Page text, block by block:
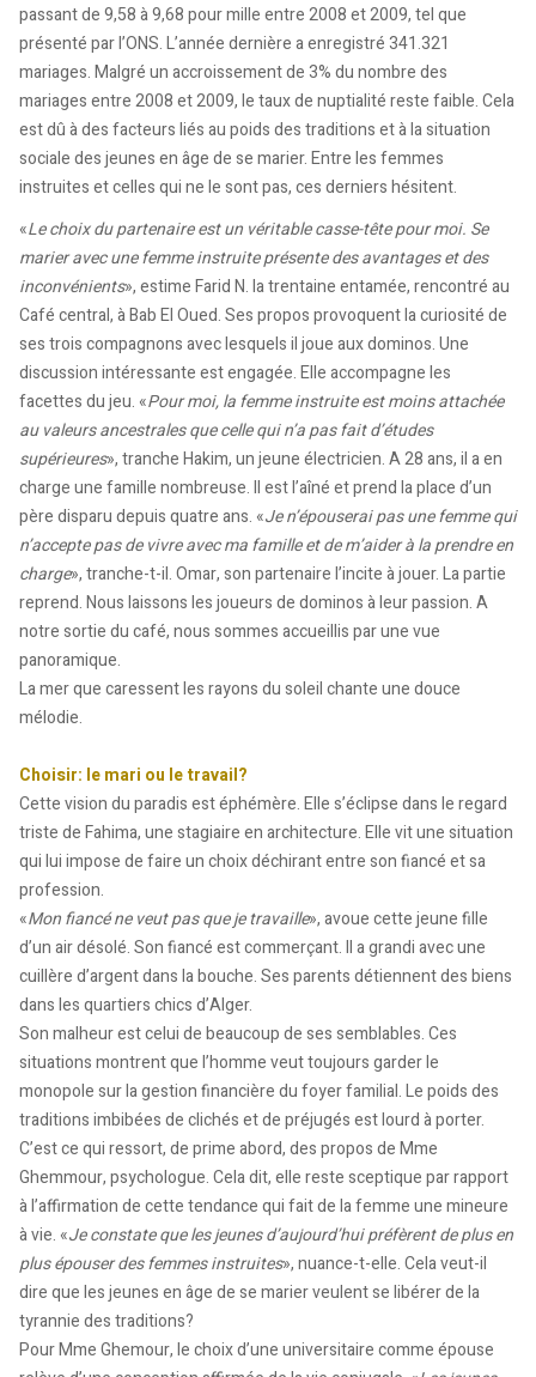
passant de 9,58 à 9,68 pour mille entre 2008 et 2009, tel que
présenté par l’ONS. L’année dernière a enregistré 341.321
mariages. Malgré un accroissement de 3% du nombre des
mariages entre 2008 et 2009, le taux de nuptialité reste faible. Cela
est dû à des facteurs liés au poids des traditions et à la situation
sociale des jeunes en âge de se marier. Entre les femmes
instruites et celles qui ne le sont pas, ces derniers hésitent.
«Le choix du partenaire est un véritable casse-tête pour moi. Se
marier avec une femme instruite présente des avantages et des
inconvénients», estime Farid N. la trentaine entamée, rencontré au
Café central, à Bab El Oued. Ses propos provoquent la curiosité de
ses trois compagnons avec lesquels il joue aux dominos. Une
discussion intéressante est engagée. Elle accompagne les
facettes du jeu. «Pour moi, la femme instruite est moins attachée
au valeurs ancestrales que celle qui n’a pas fait d’études
supérieures», tranche Hakim, un jeune électricien. A 28 ans, il a en
charge une famille nombreuse. Il est l’aîné et prend la place d’un
père disparu depuis quatre ans. «Je n’épouserai pas une femme qui
n’accepte pas de vivre avec ma famille et de m’aider à la prendre en
charge», tranche-t-il. Omar, son partenaire l’incite à jouer. La partie
reprend. Nous laissons les joueurs de dominos à leur passion. A
notre sortie du café, nous sommes accueillis par une vue
panoramique.
La mer que caressent les rayons du soleil chante une douce
mélodie.
Choisir: le mari ou le travail?
Cette vision du paradis est éphémère. Elle s’éclipse dans le regard
triste de Fahima, une stagiaire en architecture. Elle vit une situation
qui lui impose de faire un choix déchirant entre son fiancé et sa
profession.
«Mon fiancé ne veut pas que je travaille», avoue cette jeune fille
d’un air désolé. Son fiancé est commerçant. Il a grandi avec une
cuillère d’argent dans la bouche. Ses parents détiennent des biens
dans les quartiers chics d’Alger.
Son malheur est celui de beaucoup de ses semblables. Ces
situations montrent que l’homme veut toujours garder le
monopole sur la gestion financière du foyer familial. Le poids des
traditions imbibées de clichés et de préjugés est lourd à porter.
C’est ce qui ressort, de prime abord, des propos de Mme
Ghemmour, psychologue. Cela dit, elle reste sceptique par rapport
à l’affirmation de cette tendance qui fait de la femme une mineure
à vie. «Je constate que les jeunes d’aujourd’hui préfèrent de plus en
plus épouser des femmes instruites», nuance-t-elle. Cela veut-il
dire que les jeunes en âge de se marier veulent se libérer de la
tyrannie des traditions?
Pour Mme Ghemour, le choix d’une universitaire comme épouse